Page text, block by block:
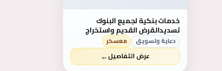
خدمات بنكية لجميع البنوك
تسديدالقرض القديم واستخراج
قرض جديد تسديد ايقاف الخدمات
وسمه .بنك الاهلي ٢٢ راتب
0557288683 ابو بشاير
دعاية وتسويق معسكر
عرض التفاصيل←